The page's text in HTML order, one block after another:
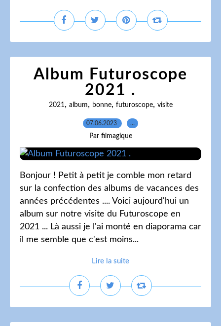
Album Futuroscope
2021 .
2021, album, bonne, futuroscope, visite
07.06.2023 …
Par filmagique
Bonjour ! Petit à petit je comble mon retard
sur la confection des albums de vacances des
années précédentes .... Voici aujourd'hui un
album sur notre visite du Futuroscope en
2021 ... Là aussi je l'ai monté en diaporama car
il me semble que c'est moins...
Lire la suite